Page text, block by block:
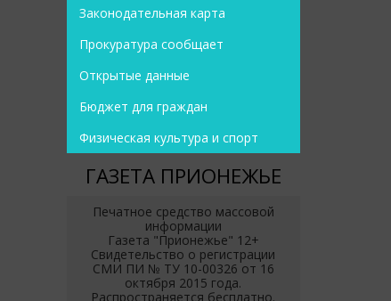
Законодательная карта
Прокуратура сообщает
Открытые данные
Бюджет для граждан
Физическая культура и спорт
ГАЗЕТА ПРИОНЕЖЬЕ
Печатное средство массовой
информации
Газета "Прионежье" 12+
Свидетельство о регистрации
СМИ ПИ № ТУ 10-00326 от 16
октября 2015 года.
Распространяется бесплатно.